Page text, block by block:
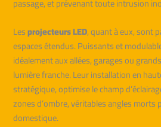
passage, et prévenant toute intrusion
Lesprojecteurs LED, quant à eux, sont
espaces étendus. Puissants et
idéalement aux allées, garages ou
lumière franche. Leur installation en
stratégique, optimise le champ
zones d’ombre, véritables angles morts
domestique.